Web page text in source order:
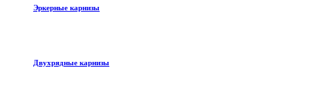
Эркерные карнизы
Двухрядные карнизы